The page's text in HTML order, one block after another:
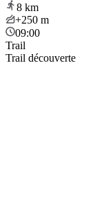
8 km
+250 m
09:00
Trail
Trail découverte